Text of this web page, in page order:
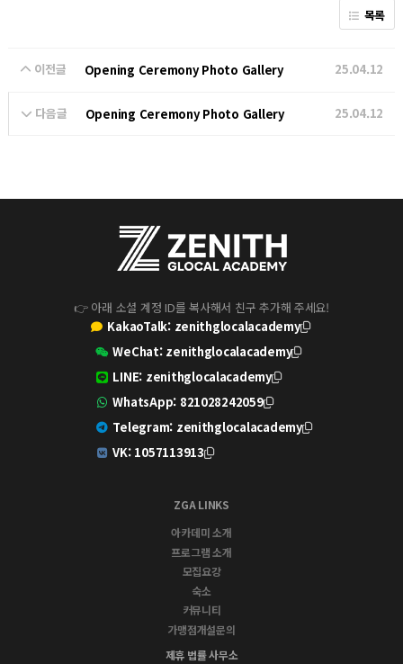
목록
이전글 Opening Ceremony Photo Gallery 25.04.12
다음글 Opening Ceremony Photo Gallery 25.04.12
👉 아래 소셜 계정 ID를 복사해서 친구 추가해 주세요!
KakaoTalk: zenithglocalacademy
WeChat: zenithglocalacademy
LINE: zenithglocalacademy
WhatsApp: 821028242059
Telegram: zenithglocalacademy
VK: 1057113913
ZGA LINKS
아카데미 소개
프로그램 소개
모집요강
숙소
커뮤니티
가맹점개설문의
제휴 법률 사무소